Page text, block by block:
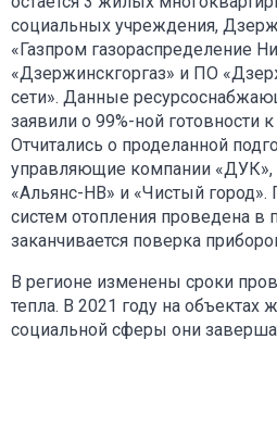
социальных учреждения,
«Газпром газораспределение
«Дзержинскгоргаз» и ПО
сети». Данные
заявили о 99%-ной готовности
Отчитались о проделанной
управляющие компании «ДУК»,
«Альянс-НВ» и «Чистый
систем отопления проведена в
заканчивается поверка
В регионе изменены сроки
тепла. В 2021 году на
социальной сферы они